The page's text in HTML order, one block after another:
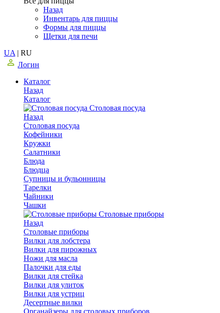
Назад
Инвентарь для пиццы
Формы для пиццы
Щетки для печи
UA | RU
Логин
Каталог
Назад
Каталог
Столовая посуда
Назад
Столовая посуда
Кофейники
Кружки
Салатники
Блюда
Блюдца
Супницы и бульонницы
Тарелки
Чайники
Чашки
Cтоловые приборы
Назад
Cтоловые приборы
Вилки для лобстера
Вилки для пирожных
Ножи для масла
Палочки для еды
Вилки для стейка
Вилки для улиток
Вилки для устриц
Десертные вилки
Органайзеры для столовых приборов